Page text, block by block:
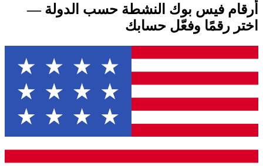
أرقام فيس بوك النشطة حسب الدولة —
اختر رقمًا وفعّل حسابك